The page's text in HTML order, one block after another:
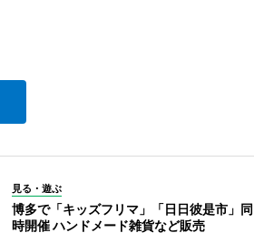
見る・遊ぶ
博多で「キッズフリマ」「日日彼是市」同
時開催 ハンドメード雑貨など販売